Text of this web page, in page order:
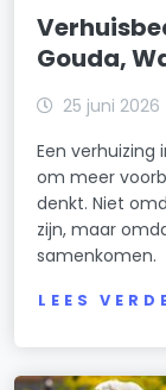
Gouda,
25 juni 2026
Een verhuizing
om meer
denkt. Niet
zijn, maar
samenkomen.
LEES